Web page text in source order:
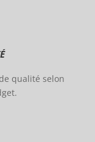
qualité selon